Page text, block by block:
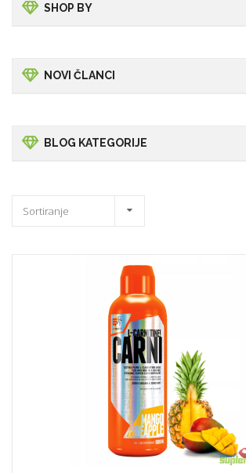
SHOP BY
NOVI ČLANCI
BLOG KATEGORIJE
Sortiranje